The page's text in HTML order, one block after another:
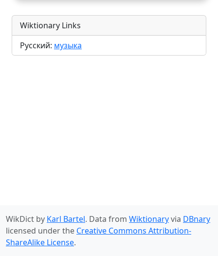
Wiktionary Links
Русский: музыка
WikDict by Karl Bartel. Data from Wiktionaryvia DBnary
licensed under the Creative Commons Attribution-
ShareAlike License.